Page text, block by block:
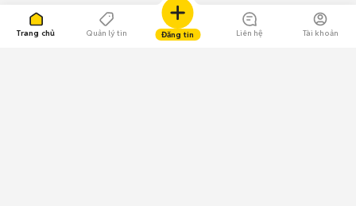
Trang chủ Quản lý tin Đăng tin Liên hệ Tài khoản